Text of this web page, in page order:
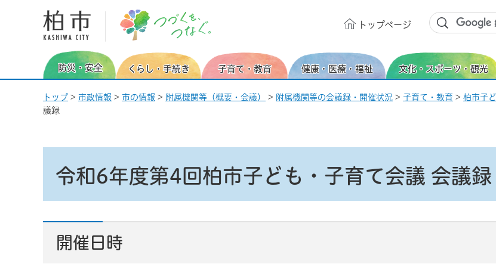
柏市 つづくを、つなぐ。
トップページ
防災・安全 くらし・手続き 子育て・教育 健康・医療・福祉 文化・スポーツ・観光
トップ > 市政情報 > 市の情報 > 附属機関等（概要・会議） > 附属機関等の会議録・開催状況 > 子育て・教育 > 柏市子
議録
令和6年度第4回柏市子ども・子育て会議 会議録
開催日時